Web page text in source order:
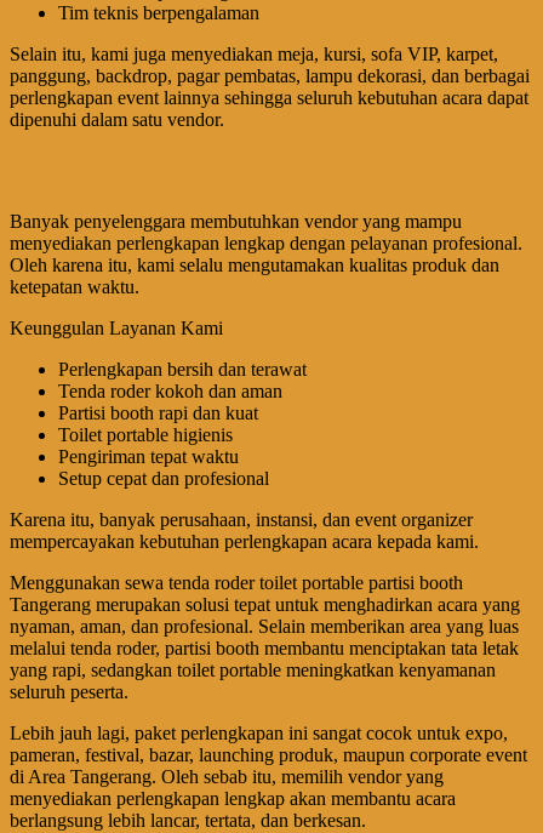
Tim teknis berpengalaman
Selain itu, kami juga menyediakan meja, kursi, sofa VIP, karpet,
panggung, backdrop, pagar pembatas, lampu dekorasi, dan berbagai
perlengkapan event lainnya sehingga seluruh kebutuhan acara dapat
dipenuhi dalam satu vendor.
Banyak penyelenggara membutuhkan vendor yang mampu
menyediakan perlengkapan lengkap dengan pelayanan profesional.
Oleh karena itu, kami selalu mengutamakan kualitas produk dan
ketepatan waktu.
Keunggulan Layanan Kami
Perlengkapan bersih dan terawat
Tenda roder kokoh dan aman
Partisi booth rapi dan kuat
Toilet portable higienis
Pengiriman tepat waktu
Setup cepat dan profesional
Karena itu, banyak perusahaan, instansi, dan event organizer
mempercayakan kebutuhan perlengkapan acara kepada kami.
Menggunakan sewa tenda roder toilet portable partisi booth
Tangerang merupakan solusi tepat untuk menghadirkan acara yang
nyaman, aman, dan profesional. Selain memberikan area yang luas
melalui tenda roder, partisi booth membantu menciptakan tata letak
yang rapi, sedangkan toilet portable meningkatkan kenyamanan
seluruh peserta.
Lebih jauh lagi, paket perlengkapan ini sangat cocok untuk expo,
pameran, festival, bazar, launching produk, maupun corporate event
di Area Tangerang. Oleh sebab itu, memilih vendor yang
menyediakan perlengkapan lengkap akan membantu acara
berlangsung lebih lancar, tertata, dan berkesan.